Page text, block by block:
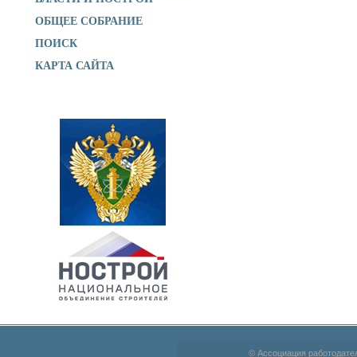
ОБЩЕЕ СОБРАНИЕ
ПОИСК
КАРТА САЙТА
© Ассоциация